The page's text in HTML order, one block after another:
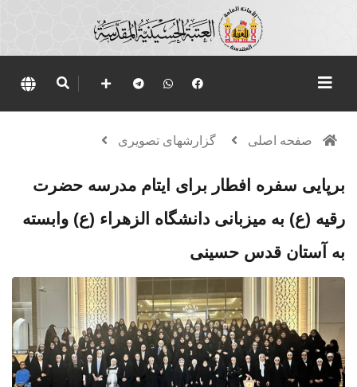
صفحه اصلی گزارشهای تصویری
برپایی سفره افطار برای ایتام مدرسه حضرت
رقیه (ع) به میزبانی دانشگاه الزهراء (ع) وابسته
به آستان قدس حسینی